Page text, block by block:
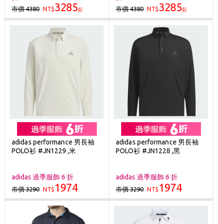
市價 4380 NT$3285起 市價 4380 NT$3285起
adidas performance 男長袖
POLO衫 #JN1229 ,米
adidas 過季服飾 6 折
市價 3290 NT$ 1974
adidas performance 男長袖
POLO衫 #JN1228 ,黑
adidas 過季服飾 6 折
市價 3290 NT$ 1974